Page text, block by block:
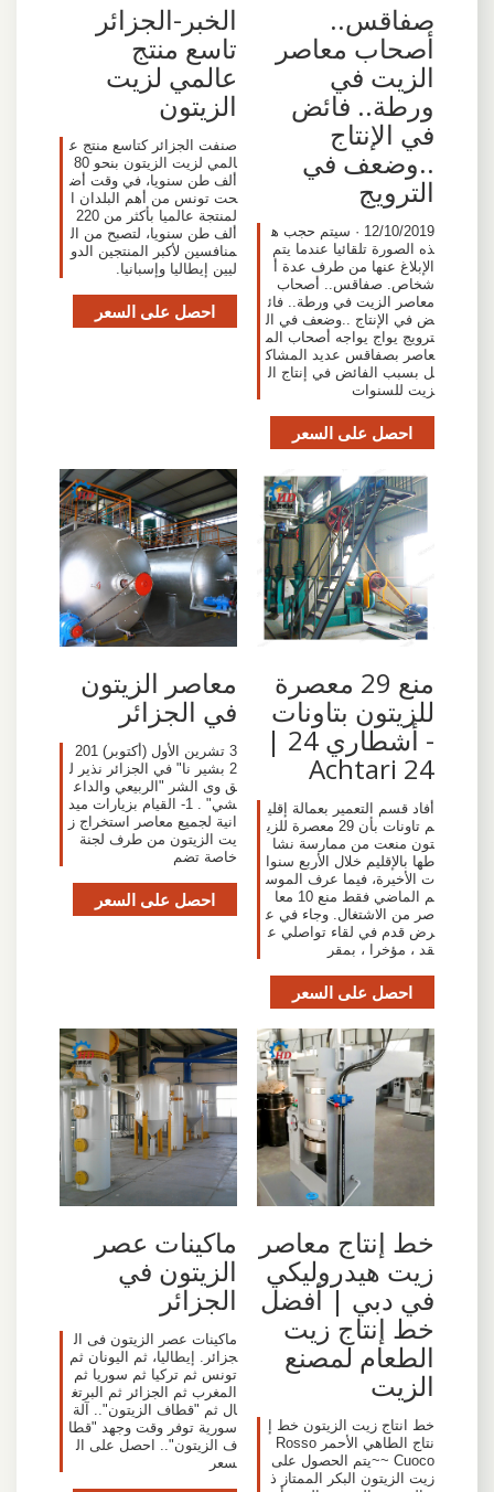
صفاقس..
أصحاب معاصر
الزيت في
ورطة.. فائض
في الإنتاج
..وضعف في
الترويج
12/10/2019 · سيتم حجب ه
ذه الصورة تلقائيا عندما يتم
الإبلاغ عنها من طرف عدة أ
شخاص. صفاقس.. أصحاب
معاصر الزيت في ورطة.. فائ
ض في الإنتاج ..وضعف في ال
ترويج يواج يواجه أصحاب الم
عاصر بصفاقس عديد المشاك
ل بسبب الفائض في إنتاج ال
زيت للسنوات
احصل على السعر
الخبر-الجزائر
تاسع منتج
عالمي لزيت
الزيتون
صنفت الجزائر كتاسع منتج ع
المي لزيت الزيتون بنحو 80
ألف طن سنويا، في وقت أض
حت تونس من أهم البلدان ا
لمنتجة عالميا بأكثر من 220
ألف طن سنويا، لتصبح من ال
منافسين لأكبر المنتجين الدو
ليين إيطاليا وإسبانيا.
احصل على السعر
منع 29 معصرة
للزيتون بتاونات
- أشطاري 24 |
Achtari 24
أفاد قسم التعمير بعمالة إقلي
م تاونات بأن 29 معصرة للزي
تون منعت من ممارسة نشا
طها بالإقليم خلال الأربع سنوا
ت الأخيرة، فيما عرف الموس
م الماضي فقط منع 10 معا
صر من الاشتغال. وجاء في ع
رض قدم في لقاء تواصلي ع
قد ، مؤخرا ، بمقر
احصل على السعر
معاصر الزيتون
في الجزائر
3 تشرين الأول (أكتوبر) 201
2 بشير نا" في الجزائر نذير ل
ق وى الشر "الربيعي والداع
شي" . 1- القيام بزيارات ميد
انية لجميع معاصر استخراج ز
يت الزيتون من طرف لجنة
خاصة تضم
احصل على السعر
خط إنتاج معاصر
زيت هيدروليكي
في دبي | أفضل
خط إنتاج زيت
الطعام لمصنع
الزيت
خط انتاج زيت الزيتون خط إ
نتاج الطاهي الأحمر Rosso
Cuoco ~~يتم الحصول على
زيت الزيتون البكر الممتاز ذ
ماكينات عصر
الزيتون في
الجزائر
ماكينات عصر الزيتون فى ال
جزائر. إيطاليا، ثم اليونان ثم
تونس ثم تركيا ثم سوريا ثم
المغرب ثم الجزائر ثم البرتغ
ال ثم "قطاف الزيتون".. آلة
سورية توفر وقت وجهد "قطا
ف الزيتون".. احصل على ال
سعر